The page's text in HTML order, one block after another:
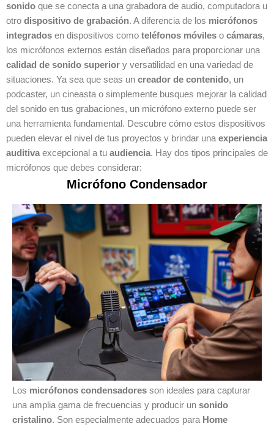
sonido que se conecta a una grabadora de audio, computadora u
otro dispositivo de grabación. A diferencia de los micrófonos
integrados en dispositivos como teléfonos móviles o cámaras,
los micrófonos externos están diseñados para proporcionar una
calidad de sonido superior y versatilidad en una variedad de
situaciones. Ya sea que seas un creador de contenido, un
podcaster, un cineasta o simplemente busques mejorar la calidad
del sonido en tus grabaciones, un micrófono externo puede ser
una herramienta fundamental. Descubre cómo estos dispositivos
pueden elevar el nivel de tus proyectos y brindar una experiencia
auditiva excepcional a tu audiencia. Hay dos tipos principales de
micrófonos que debes considerar:
Micrófono Condensador
Los micrófonos condensadores son ideales para capturar
una amplia gama de frecuencias y producir un sonido
cristalino. Son especialmente adecuados para Home